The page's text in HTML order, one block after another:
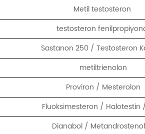
Metil testosteron
testosteron
Sastanon 250 / Testosteron
metiltrienolon
Proviron / Mesterolon
Fluoksimesteron / Halotestin
Dianabol /